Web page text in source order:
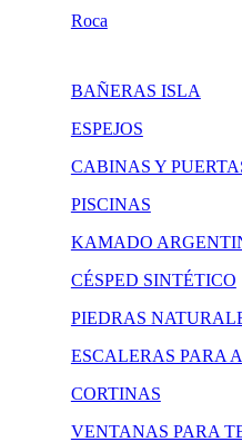
Roca
BAÑERAS ISLA
ESPEJOS
CABINAS Y
PISCINAS
KAMADO
CÉSPED SINTÉTICO
PIEDRAS
ESCALERAS PARA
CORTINAS
VENTANAS PARA